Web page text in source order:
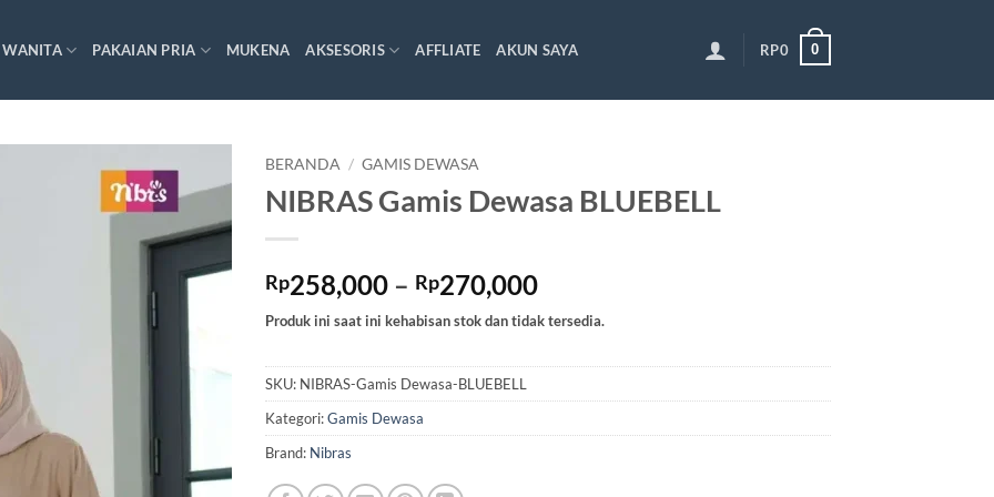
PAKAIAN PRIA MUKENA AKSESORIS AFFLIATE AKUN SAYA RP0 0
BERANDA / GAMIS DEWASA
NIBRAS Gamis Dewasa BLUEBELL
Rp258,000 – Rp270,000Rentang
harga:
Rp258,000
hingga
Produk ini saat ini kehabisan stok dan tidak tersedia.
SKU: NIBRAS-Gamis Dewasa-BLUEBELL
Kategori:Gamis Dewasa
Brand: Nibras